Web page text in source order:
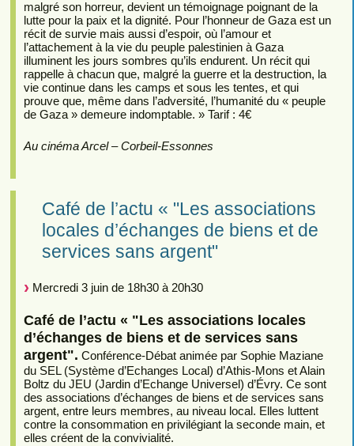
malgré son horreur, devient un témoignage poignant de la
lutte pour la paix et la dignité. Pour l’honneur de Gaza est un
récit de survie mais aussi d’espoir, où l’amour et
l’attachement à la vie du peuple palestinien à Gaza
illuminent les jours sombres qu’ils endurent. Un récit qui
rappelle à chacun que, malgré la guerre et la destruction, la
vie continue dans les camps et sous les tentes, et qui
prouve que, même dans l’adversité, l’humanité du « peuple
de Gaza » demeure indomptable. » Tarif : 4€
Au cinéma Arcel – Corbeil-Essonnes
Café de l’actu « "Les associations
locales d’échanges de biens et de
services sans argent"
Mercredi 3 juin de 18h30 à 20h30
Café de l’actu « "Les associations locales
d’échanges de biens et de services sans
argent". Conférence-Débat animée par Sophie Maziane
du SEL (Système d’Echanges Local) d’Athis-Mons et Alain
Boltz du JEU (Jardin d’Echange Universel) d’Évry. Ce sont
des associations d’échanges de biens et de services sans
argent, entre leurs membres, au niveau local. Elles luttent
contre la consommation en privilégiant la seconde main, et
elles créent de la convivialité.